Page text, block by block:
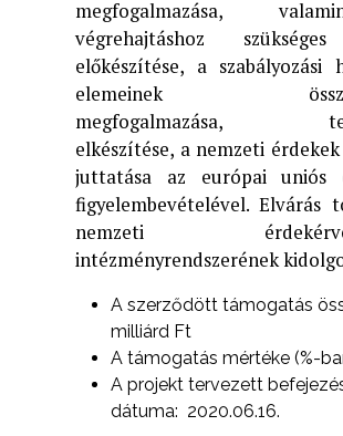
megfogalmazása,
végrehajtáshoz
előkészítése, a szabályozási
elemeinek
megfogalmazása,
elkészítése, a nemzeti
juttatása az európai uniós
figyelembevételével. Elvárás
nemzeti
intézményrendszerének
A szerződött támogatás
milliárd Ft
A támogatás mértéke (%-
A projekt tervezett
dátuma: 2020.06.16.